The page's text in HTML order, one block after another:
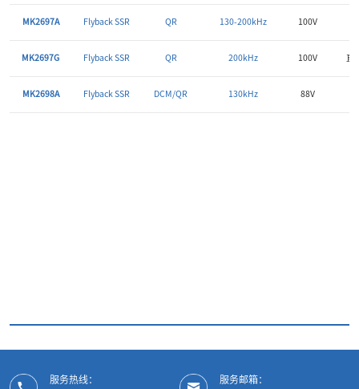
MK2697A Flyback SSR QR 130-200kHz 100V
MK2697G Flyback SSR QR 200kHz 100V 直
MK2698A Flyback SSR DCM/QR 130kHz 88V
服务热线：
服务邮箱：